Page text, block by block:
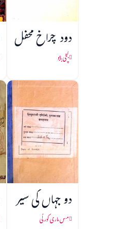
دود چراخ محفل
بُچّی بابو
دو جہاں کی سیر
مس ماری کورلّی